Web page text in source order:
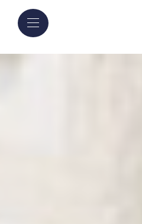
Panneau de gestion des cookies